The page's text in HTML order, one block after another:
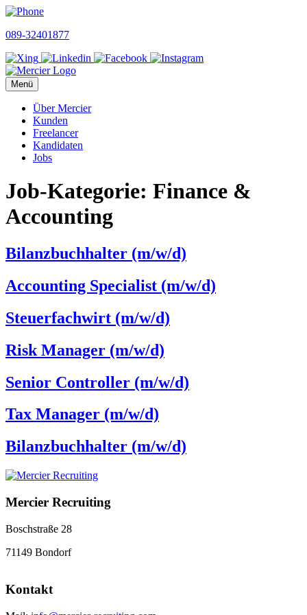
Skip
content
089-32401877
Menü
Über Mercier
Kunden
Freelancer
Kandidaten
Jobs
Job-Kategorie: Finance &
Accounting
Bilanzbuchhalter (m/w/d)
Accounting Specialist (m/w/d)
Steuerfachwirt (m/w/d)
Risk Manager (m/w/d)
Senior Controller (m/w/d)
Tax Manager (m/w/d)
Bilanzbuchhalter (m/w/d)
Mercier Recruiting
Boschstraße 28
71149 Bondorf
Kontakt